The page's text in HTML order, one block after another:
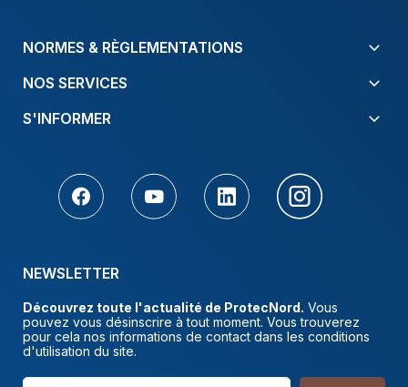
NORMES & RÈGLEMENTATIONS
NOS SERVICES
S'INFORMER
NEWSLETTER
Découvrez toute l'actualité de ProtecNord. Vous
pouvez vous désinscrire à tout moment. Vous trouverez
pour cela nos informations de contact dans les conditions
d'utilisation du site.